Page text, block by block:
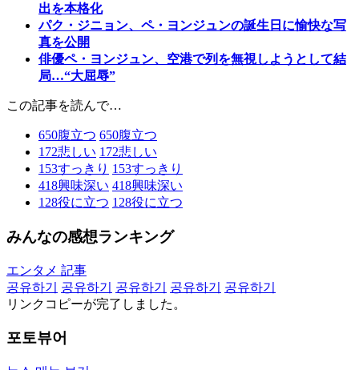
出を本格化
パク・ジニョン、ペ・ヨンジュンの誕生日に愉快な写
真を公開
俳優ペ・ヨンジュン、空港で列を無視しようとして結
局…“大屈辱”
この記事を読んで…
650腹立つ 650腹立つ
172悲しい 172悲しい
153すっきり 153すっきり
418興味深い 418興味深い
128役に立つ 128役に立つ
みんなの感想ランキング
エンタメ 記事
공유하기
공유하기 공유하기 공유하기
공유하기
リンクコピーが完了しました。
포토뷰어